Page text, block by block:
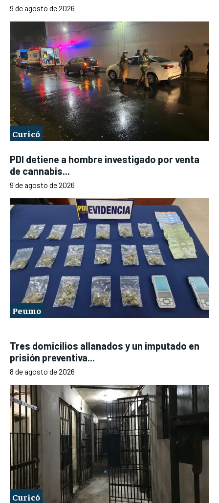
9 de agosto de 2026
Curicó
PDI detiene a hombre investigado por venta
de cannabis...
9 de agosto de 2026
Peumo
Tres domicilios allanados y un imputado en
prisión preventiva...
8 de agosto de 2026
Curicó